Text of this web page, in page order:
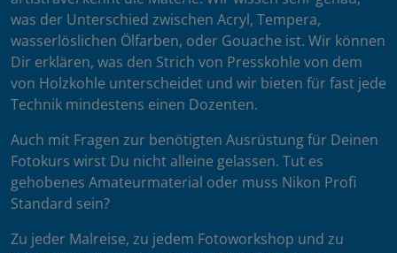
was der Unterschied zwischen Acryl, Tempera,
wasserlöslichen Ölfarben, oder Gouache ist. Wir können
Dir erklären, was den Strich von Presskohle von dem
von Holzkohle unterscheidet und wir bieten für fast jede
Technik mindestens einen Dozenten.
Auch mit Fragen zur benötigten Ausrüstung für Deinen
Fotokurs wirst Du nicht alleine gelassen. Tut es
gehobenes Amateurmaterial oder muss Nikon Profi
Standard sein?
Zu jeder Malreise, zu jedem Fotoworkshop und zu